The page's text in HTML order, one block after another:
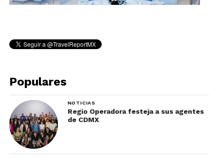
Populares
NOTICIAS
Regio Operadora festeja a sus agentes
de CDMX